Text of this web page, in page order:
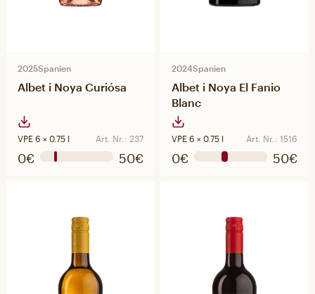
2025Spanien
Albet i Noya Curiósa
VPE 6 × 0.75 l Art. Nr.: 237
0€ 50€
2024Spanien
Albet i Noya El Fanio
Blanc
VPE 6 × 0.75 l Art. Nr.: 1516
0€ 50€